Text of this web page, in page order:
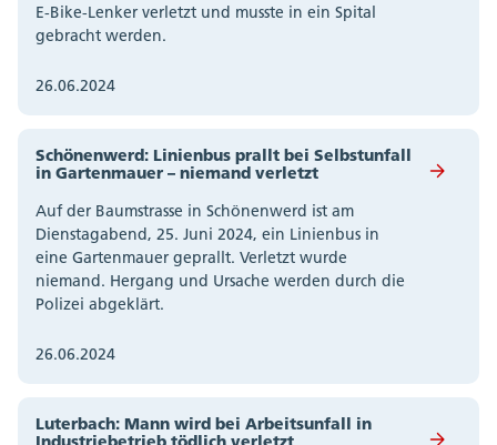
E-Bike-Lenker verletzt und musste in ein Spital
gebracht werden.
26.06.2024
Schönenwerd: Linienbus prallt bei Selbstunfall
in Gartenmauer – niemand verletzt
Auf der Baumstrasse in Schönenwerd ist am
Dienstagabend, 25. Juni 2024, ein Linienbus in
eine Gartenmauer geprallt. Verletzt wurde
niemand. Hergang und Ursache werden durch die
Polizei abgeklärt.
26.06.2024
Luterbach: Mann wird bei Arbeitsunfall in
Industriebetrieb tödlich verletzt